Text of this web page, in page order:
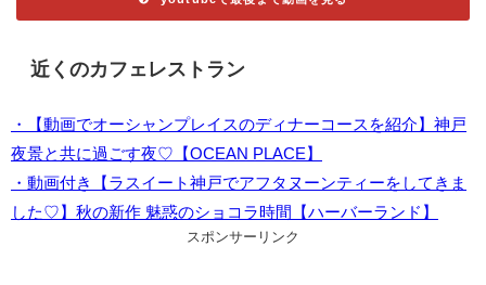
近くのカフェレストラン
・【動画でオーシャンプレイスのディナーコースを紹介】神戸
夜景と共に過ごす夜♡【OCEAN PLACE】
・動画付き【ラスイート神戸でアフタヌーンティーをしてきま
した♡】秋の新作 魅惑のショコラ時間【ハーバーランド】
スポンサーリンク